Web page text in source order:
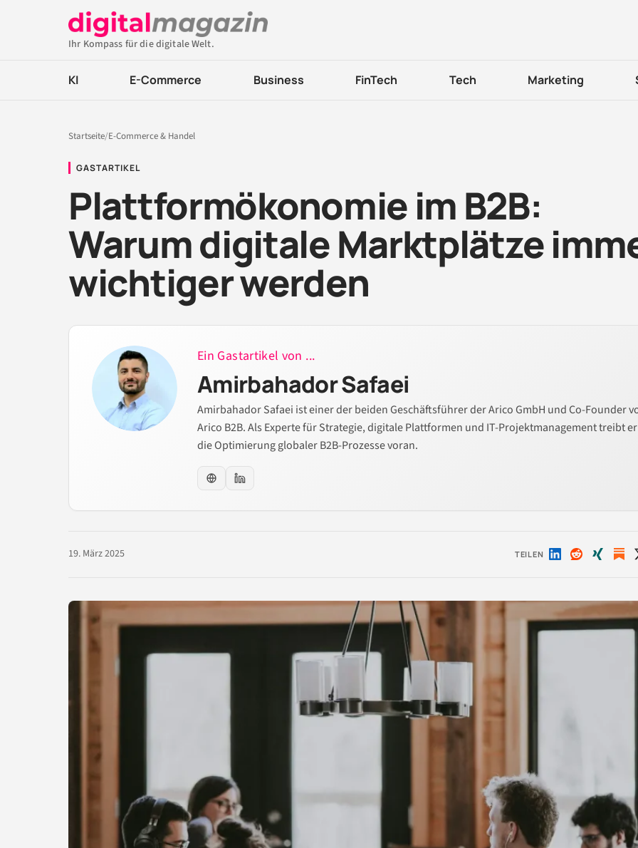
Ihr Kompass für die digitale Welt.
KI E-Commerce Business FinTech Tech Marketing
Startseite/E-Commerce & Handel
GASTARTIKEL
Plattformökonomie im B2B:
Warum digitale Marktplätze
wichtiger werden
Ein Gastartikel von ...
Amirbahador Safaei
Amirbahador Safaei ist einer der beiden Geschäftsführer der Arico GmbH und Co-Founder
Arico B2B. Als Experte für Strategie, digitale Plattformen und IT-Projektmanagement treibt er
die Optimierung globaler B2B-Prozesse voran.
19. März 2025 TEILEN Auf Auf Auf